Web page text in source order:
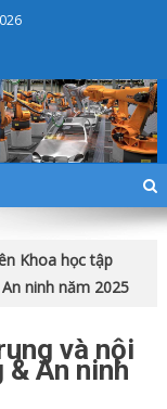
Khoa học tập
ninh năm 2025
và nội
An ninh